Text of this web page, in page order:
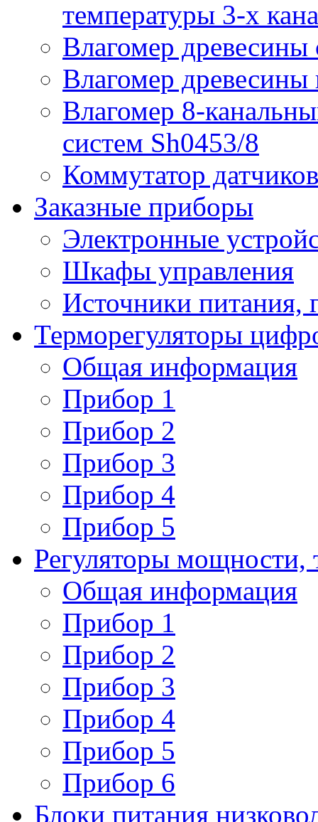
температуры 3-х
Влагомер древесины
Влагомер
Влагомер 8-
систем Sh0453/8
Коммутатор
Заказные приборы
Электронные
Шкафы управления
Источники питания,
Терморегуляторы
Общая информация
Прибор 1
Прибор 2
Прибор 3
Прибор 4
Прибор 5
Регуляторы мощности,
Общая информация
Прибор 1
Прибор 2
Прибор 3
Прибор 4
Прибор 5
Прибор 6
Блоки питания